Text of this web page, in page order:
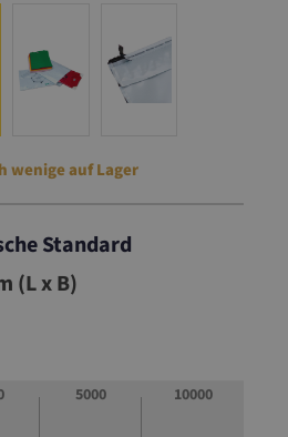
wenige auf Lager
Standard
(L x B)
5000 10000